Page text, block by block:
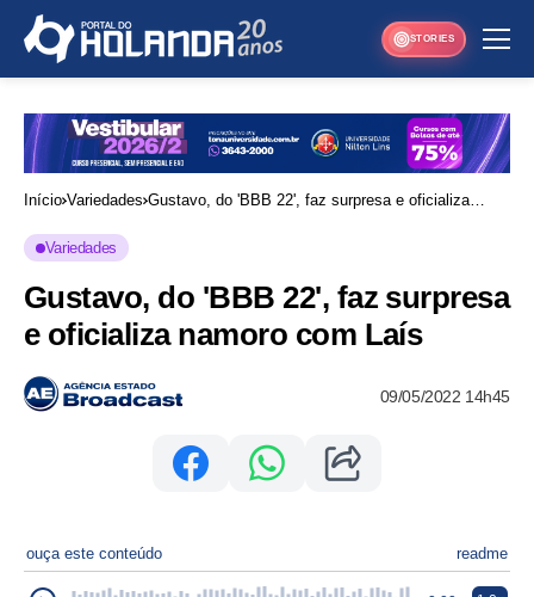
STORIES
Início Variedades Gustavo, do 'BBB 22', faz surpresa e oficializa
Variedades
Gustavo, do 'BBB 22', faz surpresa
e oficializa namoro com Laís
09/05/2022 14h45
ouça este conteúdo readme